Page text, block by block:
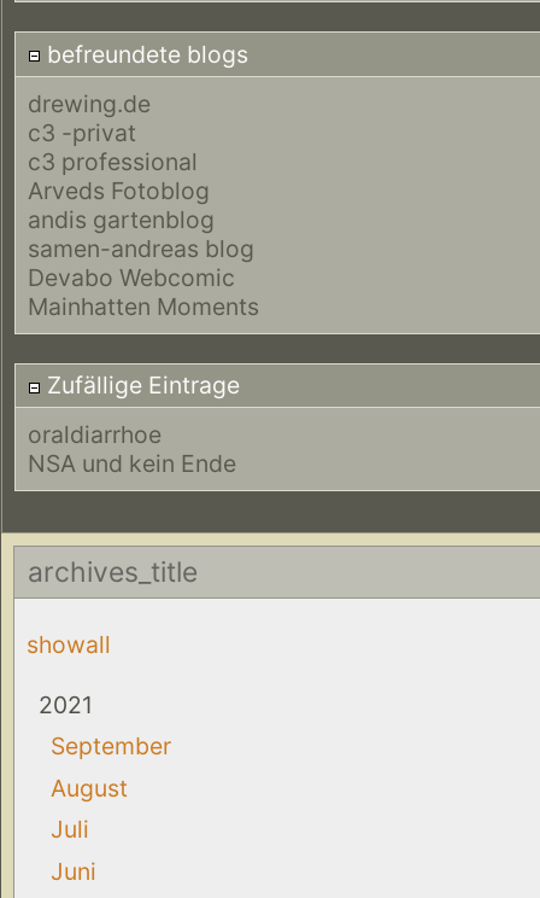
befreundete blogs
drewing.de
c3 -privat
c3 professional
Arveds Fotoblog
andis gartenblog
samen-andreas blog
Devabo Webcomic
Mainhatten Moments
Zufällige Eintrage
oraldiarrhoe
NSA und kein Ende
archives_title
showall
2021
September
August
Juli
Juni